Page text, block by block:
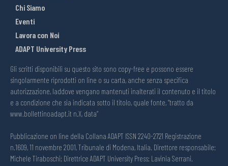
Chi Siamo
Eventi
Lavora con Noi
ADAPT University Press
Gli scritti disponibili su questo sito sono copy-free e possono essere
singolarmente riprodotti on line o su carta, anche senza specifica
autorizzazione, laddove vengano mantenuti inalterati il contenuto e il titolo
e a condizione che sia indicata sotto il titolo, quale fonte, “tratto da
www.bollettinoadapt.it n.X, data“
Pubblicazione on line della Collana ADAPT ISSN 2240-2721 Registrazione
n.1609, 11 novembre 2001, Tribunale di Modena, Italia. Direttore responsabile:
Michele Tiraboschi; Direttrice ADAPT University Press: Lavinia Serrani.